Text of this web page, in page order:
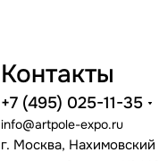
Контакты
+7 (495) 025-11-35
info@artpole-expo.ru
г. Москва,